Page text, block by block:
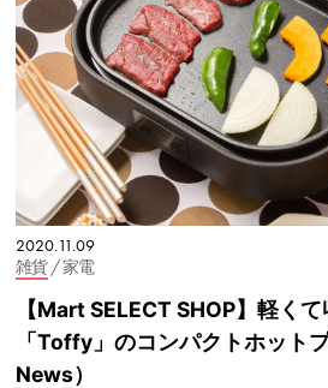
2020.11.09
雑貨/ 家電
【Mart SELECT SHOP】軽く
「Toffy」のコンパクトホット
News）